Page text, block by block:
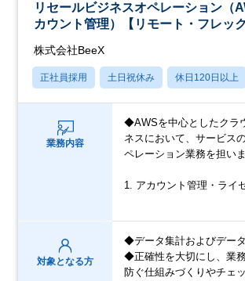
リセールビジネスオペレーション（
カウント管理）【リモート・フレッ
株式会社BeeX
正社員採用 土日祝休み 休日120日以上
業務内容
◆AWSを中心としたクラ
ネスにおいて、サービス
ペレーション業務を担いま
1. アカウント管理・ライ
対象となる方
◆データ集計およびデー
◆正確性を大切にし、業
防ぐ仕組みづくりやチェ